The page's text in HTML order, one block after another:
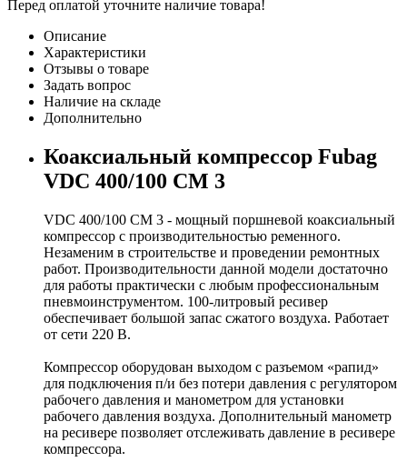
Перед оплатой уточните наличие товара!
Описание
Характеристики
Отзывы о товаре
Задать вопрос
Наличие на складе
Дополнительно
Коаксиальный компрессор Fubag
VDC 400/100 CМ 3
VDC 400/100 CМ 3 - мощный поршневой коаксиальный
компрессор с производительностью ременного.
Незаменим в строительстве и проведении ремонтных
работ. Производительности данной модели достаточно
для работы практически с любым профессиональным
пневмоинструментом. 100-литровый ресивер
обеспечивает большой запас сжатого воздуха. Работает
от сети 220 В.
Компрессор оборудован выходом с разъемом «рапид»
для подключения п/и без потери давления с регулятором
рабочего давления и манометром для установки
рабочего давления воздуха. Дополнительный манометр
на ресивере позволяет отслеживать давление в ресивере
компрессора.